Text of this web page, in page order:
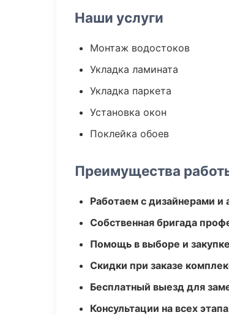
Наши услуги
Монтаж водостоков
Укладка ламината
Укладка паркета
Установка окон
Поклейка обоев
Преимущества
Работаем с дизайнерами и
Собственная бригада
Помощь в выборе и
Скидки при заказе
Бесплатный выезд для
Консультации на всех